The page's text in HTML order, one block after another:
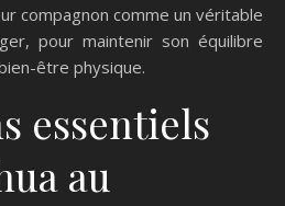
compagnon comme un véritable
pour maintenir son équilibre
être physique.
essentiels
au